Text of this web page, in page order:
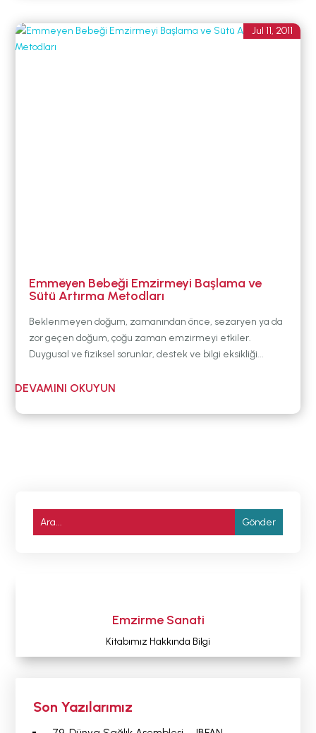
Emmeyen Bebeği Emzirmeyi Başlama ve
Sütü Artırma Metodları
Jul 11, 2011
Beklenmeyen doğum, zamanından önce, sezaryen ya da
zor geçen doğum, çoğu zaman emzirmeyi etkiler.
Duygusal ve fiziksel sorunlar, destek ve bilgi eksikliği...
Emzirme Sanati
Kitabımız Hakkında Bilgi
Son Yazılarımız